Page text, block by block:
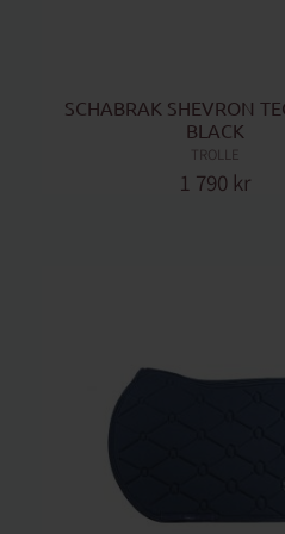
SCHABRAK SHEVRON
BLACK
TROLLE
1 790kr